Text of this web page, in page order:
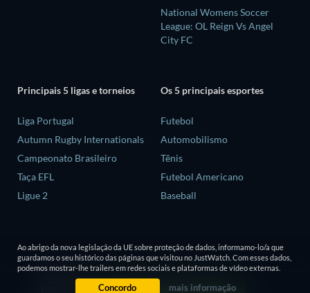
National Womens Soccer
League: OL Reign Vs Angel
City FC
Principais 5 ligas e torneios
Liga Portugal
Autumn Rugby Internationals
Campeonato Brasileiro
Taça EFL
Ligue 2
Os 5 principais esportes
Futebol
Automobilismo
Tênis
Futebol Americano
Baseball
Ao abrigo da nova legislação da UE sobre proteção de dados, informamo-lo/a que
guardamos o seu histórico das páginas que visitou no JustWatch. Com esses dados,
podemos mostrar-lhe trailers em redes sociais e plataformas de vídeo externas.
Concordo mais informação